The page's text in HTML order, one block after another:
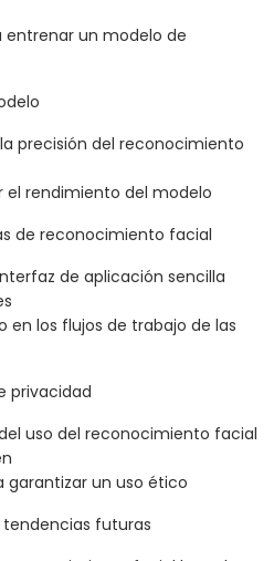
entrenar un modelo de
precisión del reconocimiento
el rendimiento del modelo
de reconocimiento facial
de aplicación sencilla
en los flujos de trabajo de las
privacidad
uso del reconocimiento facial
garantizar un uso ético
futuras